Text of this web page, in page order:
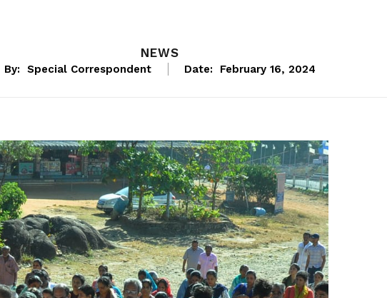
NEWS
By: Special Correspondent Date: February 16, 2024